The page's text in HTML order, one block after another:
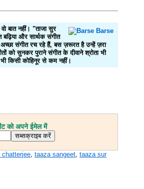
बात नहीं। "ताजा सुर
और सार्थक संगीत
अच्छा संगीत रच रहे हैं, बस ज़रूरत है उन्हें ज़रा
को सुनकर पुराने संगीत के दीवाने श्रोता भी
किसी कोहिनूर से कम नहीं।
को अपने ईमेल में
chatterjee ,taaza sangeet ,taaza sur